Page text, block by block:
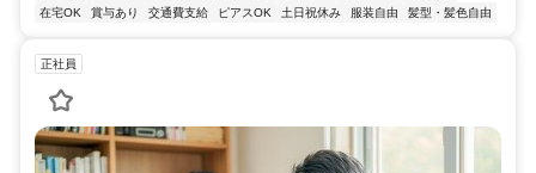
在宅OK
賞与あり 交通費支給 ピアスOK 土日祝休み 服装自由 髪型・髪色自由
正社員